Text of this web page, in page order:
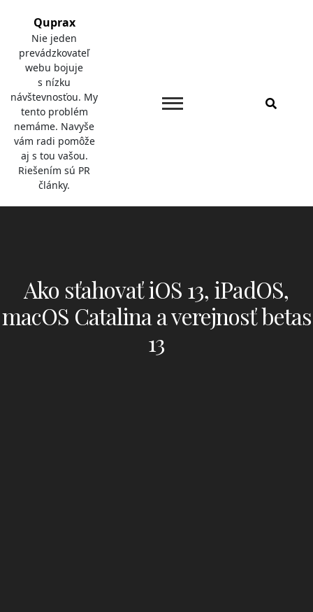
content
Quprax
Nie jeden
prevádzkovateľ
webu bojuje
s nízku
návštevnosťou. My
tento problém
nemáme. Navyše
vám radi pomôže
aj s tou vašou.
Riešením sú PR
články.
Ako sťahovať iOS 13, iPadOS,
macOS Catalina a verejnosť betas
13